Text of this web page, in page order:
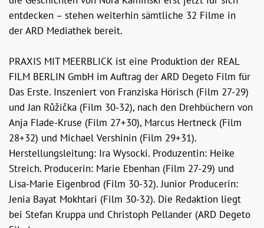
entdecken – stehen weiterhin sämtliche 32 Filme in
derARD Mediathek bereit.
PRAXIS MIT MEERBLICK ist eine Produktion der REAL
FILM BERLIN GmbH im Auftrag der ARD Degeto Film für
Das Erste. Inszeniert von Franziska Hörisch (Film 27-29)
und Jan Růžička (Film 30-32), nach den Drehbüchern von
Anja Flade-Kruse (Film 27+30), Marcus Hertneck (Film
28+32) und Michael Vershinin (Film 29+31).
Herstellungsleitung: Ira Wysocki. Produzentin: Heike
Streich. Producerin: Marie Ebenhan (Film 27-29) und
Lisa-Marie Eigenbrod (Film 30-32). Junior Producerin:
Jenia Bayat Mokhtari (Film 30-32). Die Redaktion liegt
bei Stefan Kruppa und Christoph Pellander (ARD Degeto